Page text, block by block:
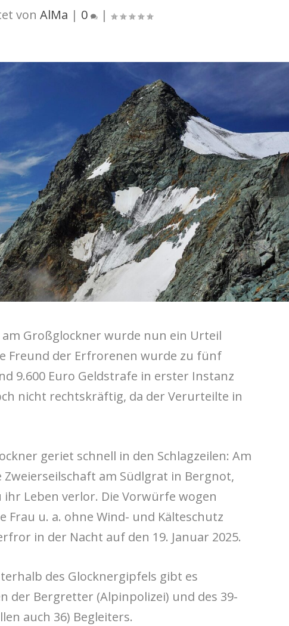
von AlMa | 0 |
Großglockner wurde nun ein Urteil
Freund der Erfrorenen wurde zu fünf
9.600 Euro Geldstrafe in erster Instanz
nicht rechtskräftig, da der Verurteilte in
geriet schnell in den Schlagzeilen: Am
Zweierseilschaft am Südlgrat in Bergnot,
Leben verlor. Die Vorwürfe wogen
Frau u. a. ohne Wind- und Kälteschutz
in der Nacht auf den 19. Januar 2025.
des Glocknergipfels gibt es
der Bergretter (Alpinpolizei) und des 39-
auch 36) Begleiters.